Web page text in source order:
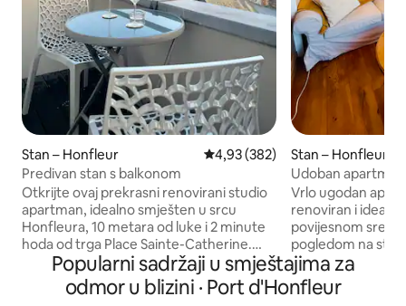
Stan – Honfleur Prosječna ocjena: 4,93/5,
4,93 (382)
Predivan stan s balkonom
Otkrijte ovaj prekrasni renovirani studio
apartman, idealno smješten u srcu
Honfleura, 10 metara od luke i 2 minute
hoda od trga Place Sainte-Catherine.
Uživajte u velikom balkonu okrenutom
prema jugu s prekrasnim pogledom na
cijeli grad. Bračni krevet (queen size)
Stan – Honfleur
Udoban
bazen
Vrlo ugodan
renoviran i
povijesnom
pogledom na
udoban, ugodan i
ugodne
blagovaonicom,
Popularni sadržaji u smještajima za
odmor u blizini · Port d'Honfleur